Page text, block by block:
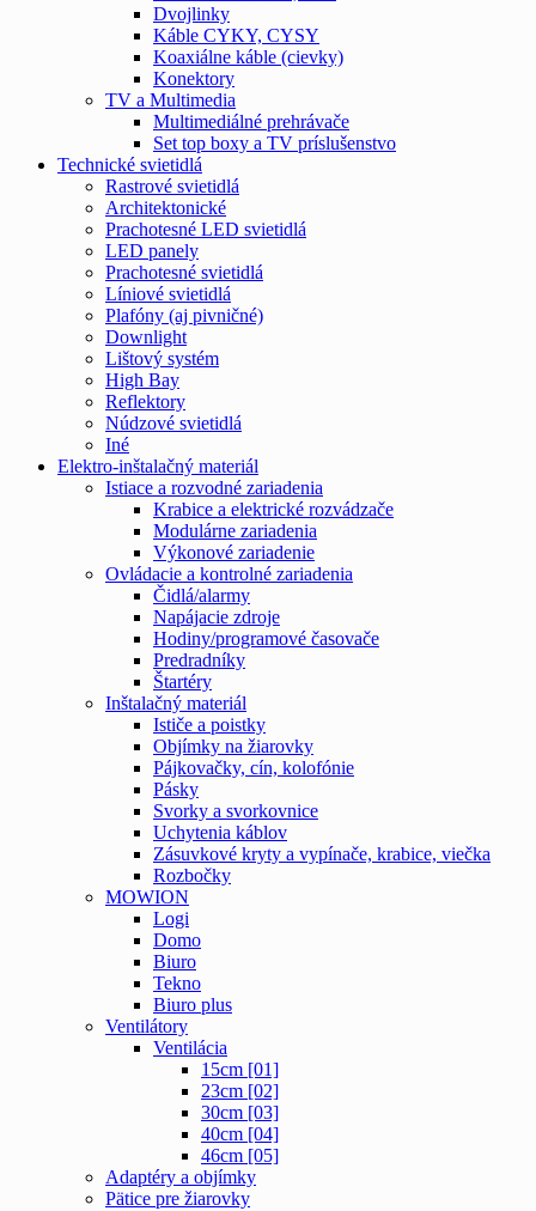
Dvojlinky
Káble CYKY, CYSY
Koaxiálne káble (cievky)
Konektory
TV a Multimedia
Multimediálné prehrávače
Set top boxy a TV príslušenstvo
Technické svietidlá
Rastrové svietidlá
Architektonické
Prachotesné LED svietidlá
LED panely
Prachotesné svietidlá
Líniové svietidlá
Plafóny (aj pivničné)
Downlight
Lištový systém
High Bay
Reflektory
Núdzové svietidlá
Iné
Elektro-inštalačný materiál
Istiace a rozvodné zariadenia
Krabice a elektrické rozvádzače
Modulárne zariadenia
Výkonové zariadenie
Ovládacie a kontrolné zariadenia
Čidlá/alarmy
Napájacie zdroje
Hodiny/programové časovače
Predradníky
Štartéry
Inštalačný materiál
Ističe a poistky
Objímky na žiarovky
Pájkovačky, cín, kolofónie
Pásky
Svorky a svorkovnice
Uchytenia káblov
Zásuvkové kryty a vypínače, krabice, viečka
Rozbočky
MOWION
Logi
Domo
Biuro
Tekno
Biuro plus
Ventilátory
Ventilácia
15cm [01]
23cm [02]
30cm [03]
40cm [04]
46cm [05]
Adaptéry a objímky
Pätice pre žiarovky